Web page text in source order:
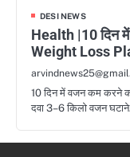
DESI NEWS
Health |10 दिन
Weight Loss
10 दिन में वजन कम करने
दवा 3–6 किलो वजन